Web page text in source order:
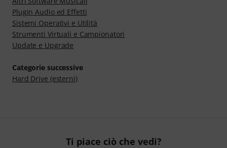
Plugin Audio ed Effetti
Sistemi Operativi e Utilità
Strumenti Virtuali e Campionatori
Update e Upgrade
Categorie successive
Hard Drive (esterni)
Ti piace ciò che vedi?